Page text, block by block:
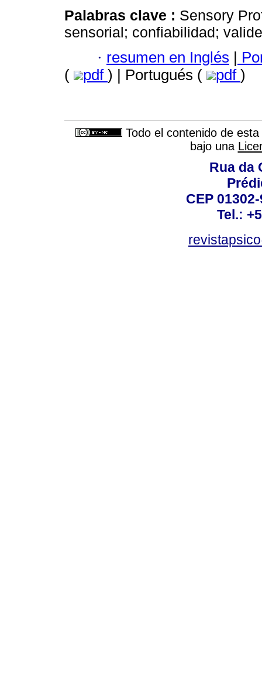
Palabras clave : Sensory
sensorial; confiabilidad;
· resumen en Inglés |
(
pdf ) | Portugués ( pdf )
Todo el contenido de
bajo una
Rua da
CEP
Tel.: